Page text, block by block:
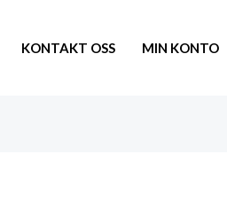
KONTAKT OSS MIN KONTO